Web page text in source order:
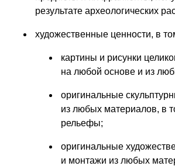
результате археологических
художественные ценности, в
картины и рисунки
на любой основе и из
оригинальные
из любых материалов, в
рельефы;
оригинальные
и монтажи из любых